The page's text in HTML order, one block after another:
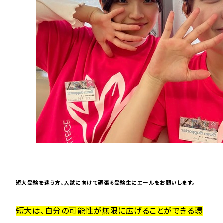
短大受験を迷う方、入試に向けて頑張る受験生にエールをお願いします。
短大は、自分の可能性が無限に広げることができる環